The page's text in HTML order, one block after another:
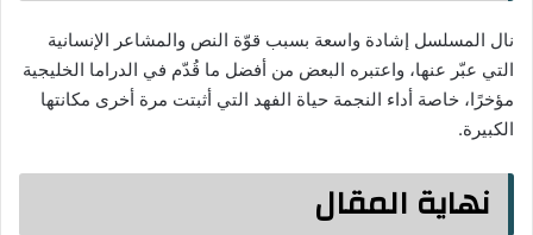
نال المسلسل إشادة واسعة بسبب قوّة النص والمشاعر الإنسانية
التي عبّر عنها، واعتبره البعض من أفضل ما قُدّم في الدراما الخليجية
مؤخرًا، خاصة أداء النجمة حياة الفهد التي أثبتت مرة أخرى مكانتها
الكبيرة.
نهاية المقال